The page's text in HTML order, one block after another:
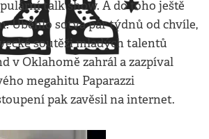
talk show. A do toho ještě
Uběhlo sotva pár týdnů od chvíle,
soutěži mladých talentů
v Oklahomě zahrál a zazpíval
megahitu Paparazzi
pak zavěsil na internet.